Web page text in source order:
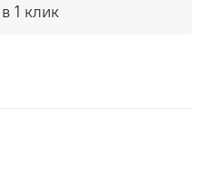
1 клик